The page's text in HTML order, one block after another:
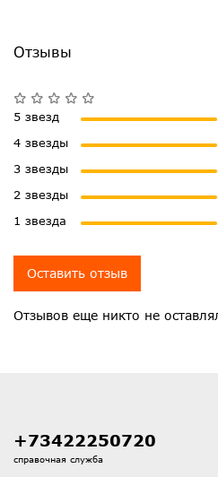
Отзывы
Отзывов еще никто не
5 звезд
4 звезды
3 звезды
2 звезды
1 звезда
Оставить отзыв
+73422250720
справочная служба